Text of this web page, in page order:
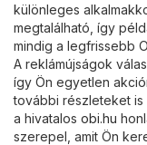
különleges
megtalálható, így
mindig a legfrissebb
A reklámújságok
így Ön egyetlen
további részleteket is
a hivatalos obi.hu
szerepel, amit Ön